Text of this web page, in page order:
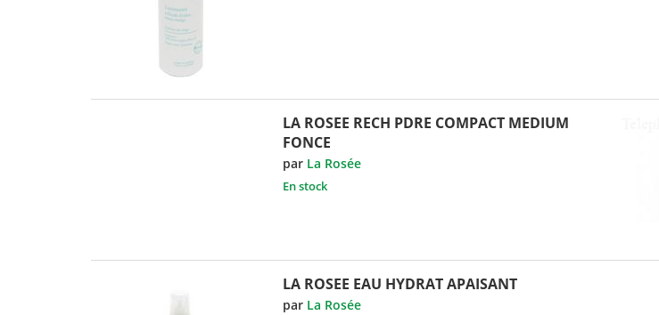
LA ROSEE RECH PDRE COMPACT MEDIUM
FONCE
par La Rosée
En stock
LA ROSEE EAU HYDRAT APAISANT
par La Rosée